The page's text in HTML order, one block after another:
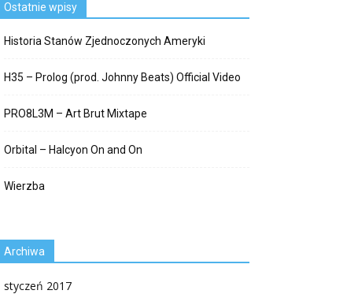
Ostatnie wpisy
Historia Stanów Zjednoczonych Ameryki
H35 – Prolog (prod. Johnny Beats) Official Video
PRO8L3M – Art Brut Mixtape
Orbital – Halcyon On and On
Wierzba
Archiwa
styczeń 2017